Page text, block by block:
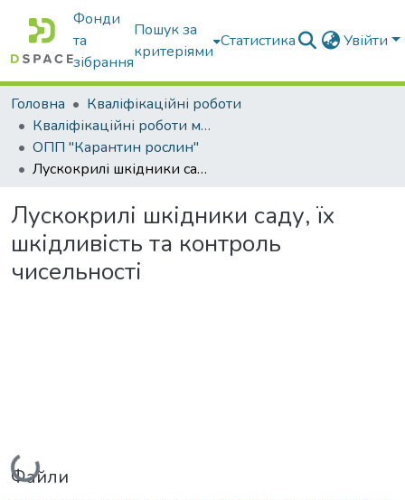
Фонди
та
зібрання
Пошук за
критеріями
Статистика Увійти
Головна
Кваліфікаційні роботи
Кваліфікаційні роботи магістрів
ОПП "Карантин рослин"
Лускокрилі шкідники саду, їх шкідливість та контроль чисельності
Лускокрилі шкідники саду, їх
шкідливість та контроль
чисельності
Вантажиться...
Файли